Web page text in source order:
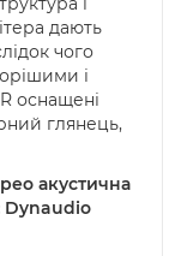
дають
чого
і
оснащені
глянець,
акустична
Dynaudio